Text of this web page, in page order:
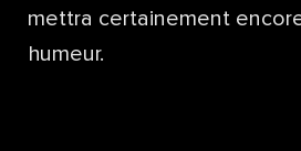
mettra certainement
humeur.